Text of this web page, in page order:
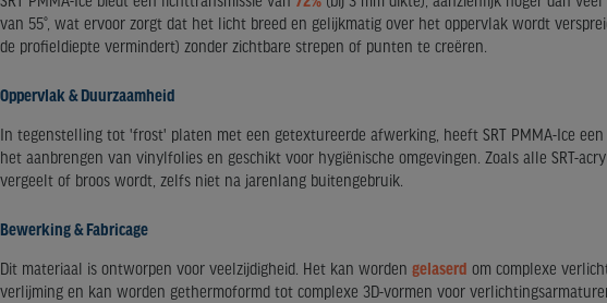
van 55°, wat ervoor zorgt dat het licht breed en gelijkmatig over het oppervlak wordt
de profieldiepte vermindert) zonder zichtbare strepen of punten te creëren.
Oppervlak & Duurzaamheid
In tegenstelling tot 'frost' platen met een getextureerde afwerking, heeft SRT PMMA-Ice een
het aanbrengen van vinylfolies en geschikt voor hygiënische omgevingen. Zoals alle SRT-
vergeelt of broos wordt, zelfs niet na jarenlang buitengebruik.
Bewerking & Fabricage
Dit materiaal is ontworpen voor veelzijdigheid. Het kan worden gelaserd om complexe
verlijming en kan worden gethermoformd tot complexe 3D-vormen voor